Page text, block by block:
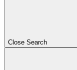
Close Search